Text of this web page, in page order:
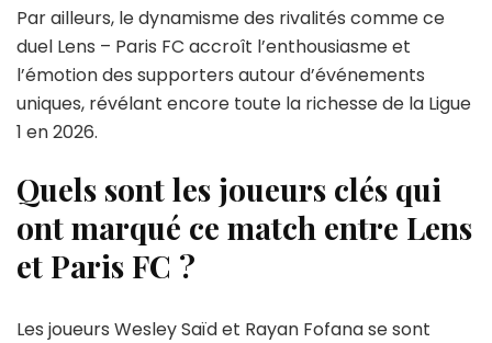
Par ailleurs, le dynamisme des rivalités comme ce
duel Lens – Paris FC accroît l’enthousiasme et
l’émotion des supporters autour d’événements
uniques, révélant encore toute la richesse de la Ligue
1 en 2026.
Quels sont les joueurs clés qui
ont marqué ce match entre Lens
et Paris FC ?
Les joueurs Wesley Saïd et Rayan Fofana se sont